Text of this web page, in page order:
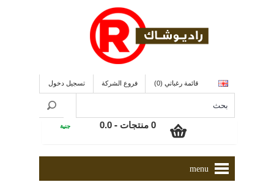
قائمة رغباتي (0) فروع الشركة تسجيل دخول
0 منتجات - 0.0 جنية
menu